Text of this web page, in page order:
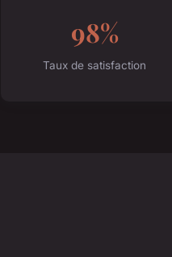
98%
Taux de satisfaction